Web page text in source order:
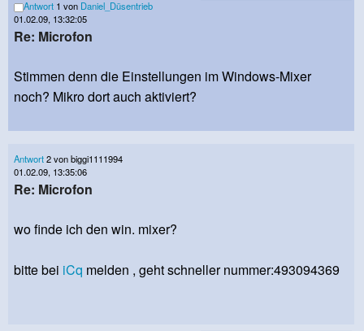
Antwort 1 von Daniel_Düsentrieb
01.02.09, 13:32:05
Re: Microfon
Stimmen denn die Einstellungen im Windows-Mixer
noch? Mikro dort auch aktiviert?
Antwort2 von biggi1111994
01.02.09, 13:35:06
Re: Microfon
wo finde ich den win. mixer?
bitte bei iCq melden , geht schneller nummer:493094369